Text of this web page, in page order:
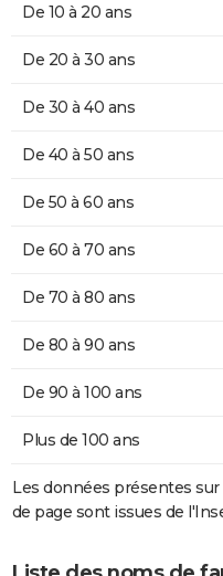
De 10 à 20 ans
De 20 à 30 ans
De 30 à 40 ans
De 40 à 50 ans
De 50 à 60 ans
De 60 à 70 ans
De 70 à 80 ans
De 80 à 90 ans
De 90 à 100 ans
Plus de 100 ans
Les données présentes
de page sont issues de